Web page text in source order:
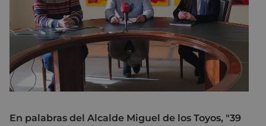
En palabras del Alcalde Miguel de los Toyos, "39